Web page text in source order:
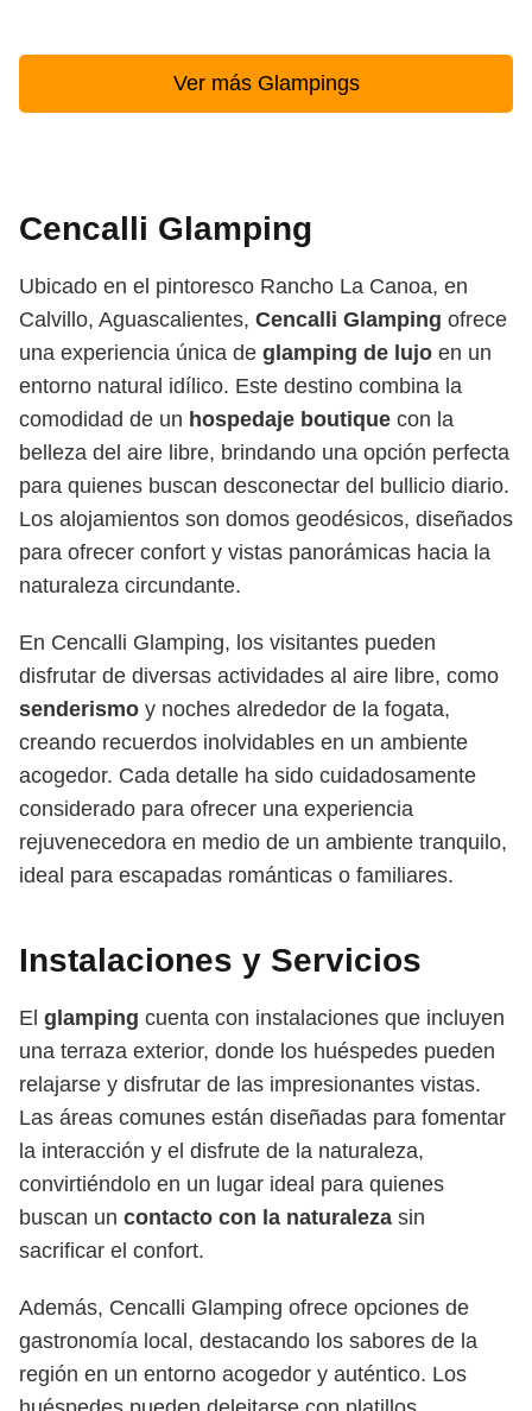
Ver más Glampings
Cencalli Glamping
Ubicado en el pintoresco Rancho La Canoa, en
Calvillo, Aguascalientes, Cencalli Glamping ofrece
una experiencia única de glamping de lujo en un
entorno natural idílico. Este destino combina la
comodidad de un hospedaje boutique con la
belleza del aire libre, brindando una opción perfecta
para quienes buscan desconectar del bullicio diario.
Los alojamientos son domos geodésicos, diseñados
para ofrecer confort y vistas panorámicas hacia la
naturaleza circundante.
En Cencalli Glamping, los visitantes pueden
disfrutar de diversas actividades al aire libre, como
senderismo y noches alrededor de la fogata,
creando recuerdos inolvidables en un ambiente
acogedor. Cada detalle ha sido cuidadosamente
considerado para ofrecer una experiencia
rejuvenecedora en medio de un ambiente tranquilo,
ideal para escapadas románticas o familiares.
Instalaciones y Servicios
El glamping cuenta con instalaciones que incluyen
una terraza exterior, donde los huéspedes pueden
relajarse y disfrutar de las impresionantes vistas.
Las áreas comunes están diseñadas para fomentar
la interacción y el disfrute de la naturaleza,
convirtiéndolo en un lugar ideal para quienes
buscan un contacto con la naturaleza sin
sacrificar el confort.
Además, Cencalli Glamping ofrece opciones de
gastronomía local, destacando los sabores de la
región en un entorno acogedor y auténtico. Los